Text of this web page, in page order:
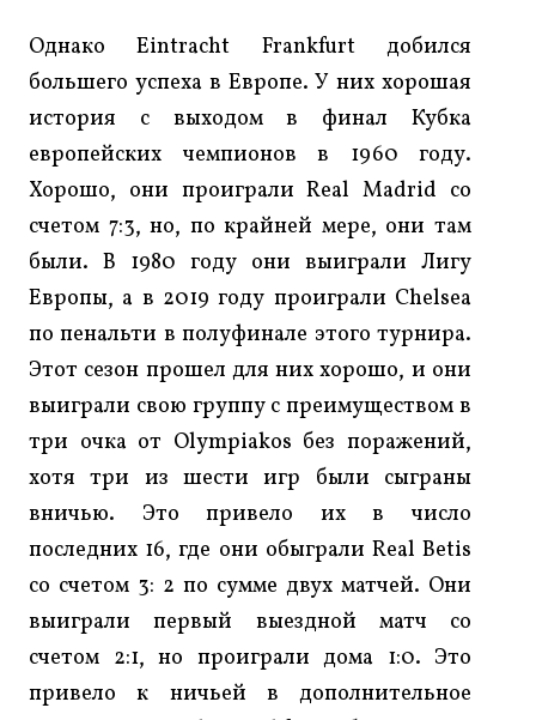
Однако Eintracht Frankfurt добился
большего успеха в Европе. У них хорошая
история с выходом в финал Кубка
европейских чемпионов в 1960 году.
Хорошо, они проиграли Real Madrid со
счетом 7:3, но, по крайней мере, они там
были. В 1980 году они выиграли Лигу
Европы, а в 2019 году проиграли Chelsea
по пенальти в полуфинале этого турнира.
Этот сезон прошел для них хорошо, и они
выиграли свою группу с преимуществом в
три очка от Olympiakos без поражений,
хотя три из шести игр были сыграны
вничью. Это привело их в число
последних 16, где они обыграли Real Betis
со счетом 3: 2 по сумме двух матчей. Они
выиграли первый выездной матч со
счетом 2:1, но проиграли дома 1:0. Это
привело к ничьей в дополнительное